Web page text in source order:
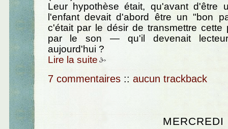
Leur hypothèse était, qu'avant d'être
l'enfant devait d'abord être un "bon
c'était par le désir de transmettre
par le son — qu'il devenait
aujourd'hui ?
Lire la suite
7 commentaires :: aucun trackback